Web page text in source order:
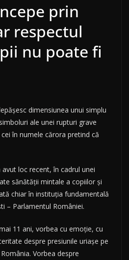
prin
respectul
nu poate fi
dimensiunea unui simplu
ale unei rupturi grave
în numele cărora pretind că
loc recent, în cadrul unei
sănătății mintale a copiilor și
chiar în instituția fundamentală
– Parlamentul României.
11 ani, vorbea cu emoție, cu
despre presiunile uriașe pe
Vorbea despre